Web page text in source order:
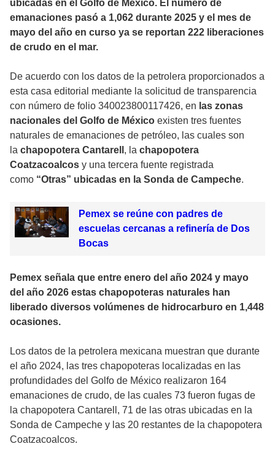
ubicadas en el Golfo de México. El número de
emanaciones pasó a 1,062 durante 2025 y el mes de
mayo del año en curso ya se reportan 222 liberaciones
de crudo en el mar.
De acuerdo con los datos de la petrolera proporcionados a
esta casa editorial mediante la solicitud de transparencia
con número de folio 340023800117426, en las zonas
nacionales del Golfo de México existen tres fuentes
naturales de emanaciones de petróleo, las cuales son
la chapopotera Cantarell , la chapopotera
Coatzacoalcos y una tercera fuente registrada
como “Otras” ubicadas en la Sonda de Campeche.
Pemex se reúne con padres de
escuelas cercanas a refinería de Dos
Bocas
Pemex señala que entre enero del año 2024 y mayo
del año 2026 estas chapopoteras naturales han
liberado diversos volúmenes de hidrocarburo en 1,448
ocasiones.
Los datos de la petrolera mexicana muestran que durante
el año 2024, las tres chapopoteras localizadas en las
profundidades del Golfo de México realizaron 164
emanaciones de crudo, de las cuales 73 fueron fugas de
la chapopotera Cantarell, 71 de las otras ubicadas en la
Sonda de Campeche y las 20 restantes de la chapopotera
Coatzacoalcos.